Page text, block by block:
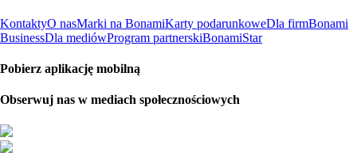
KontaktyO nasMarki na BonamiKarty podarunkoweDla firmBonami
BusinessDla mediówProgram partnerskiBonamiStar
Pobierz aplikację mobilną
Obserwuj nas w mediach społecznościowych